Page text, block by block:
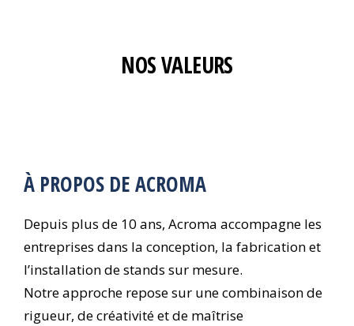
NOS VALEURS
À PROPOS DE ACROMA
Depuis plus de 10 ans, Acroma accompagne les
entreprises dans la conception, la fabrication et
l’installation de stands sur mesure.
Notre approche repose sur une combinaison de
rigueur, de créativité et de maîtrise